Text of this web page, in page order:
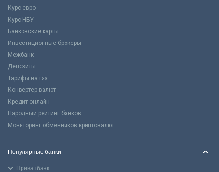
Курс евро
Курс НБУ
Банковские карты
Инвестиционные брокеры
Межбанк
Депозиты
Тарифы на газ
Конвертер валют
Кредит онлайн
Народный рейтинг банков
Мониторинг обменников криптовалют
Популярные банки
Приватбанк